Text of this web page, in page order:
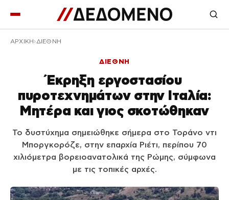
ΑΡΧΙΚΉ ΔΙΕΘΝΗ
ΔΙΕΘΝΗ
Έκρηξη εργοστασίου
πυροτεχνημάτων στην Ιταλία:
Μητέρα και γιος σκοτώθηκαν
Το δυστύχημα σημειώθηκε σήμερα στο Τοράνο ντι
Μποργκορόζε, στην επαρχία Ριέτι, περίπου 70
χιλιόμετρα βορειοανατολικά της Ρώμης, σύμφωνα
με τις τοπικές αρχές.